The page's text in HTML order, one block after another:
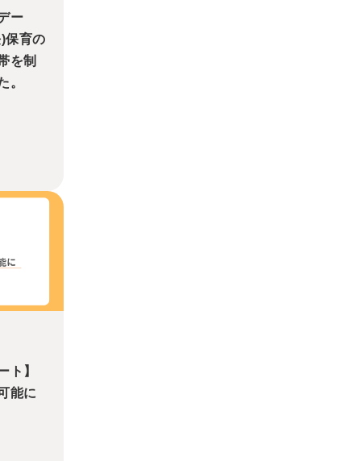
ー
保育の
を制
。
ト】
能に